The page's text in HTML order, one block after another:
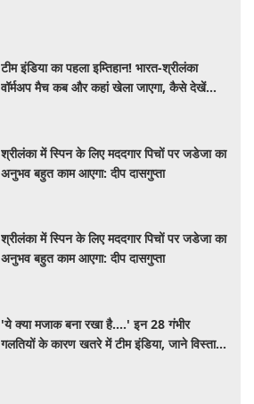
टीम इंडिया का पहला इम्तिहान! भारत-श्रीलंका
वॉर्मअप मैच कब और कहां खेला जाएगा, कैसे देखें
श्रीलंका में स्पिन के लिए मददगार पिचों पर जडेजा का
अनुभव बहुत काम आएगा: दीप दासगुप्ता
श्रीलंका में स्पिन के लिए मददगार पिचों पर जडेजा का
अनुभव बहुत काम आएगा: दीप दासगुप्ता
'ये क्या मजाक बना रखा है....' इन 28 गंभीर
गलतियों के कारण खतरे में टीम इंडिया, जाने विस्तार